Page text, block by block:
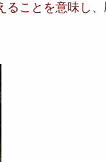
ことを意味し